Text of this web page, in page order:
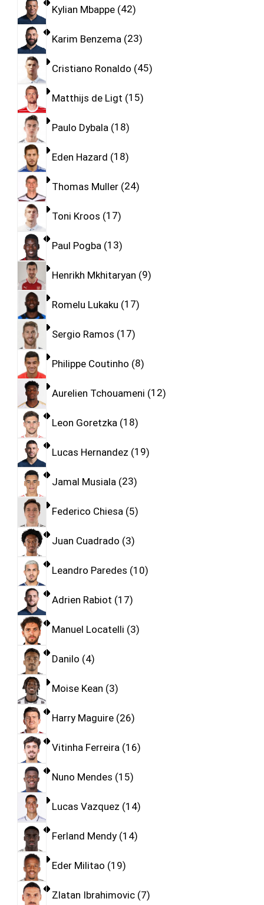
Kylian Mbappe 42
Karim Benzema 23
Cristiano Ronaldo 45
Matthijs de Ligt 15
Paulo Dybala 18
Eden Hazard 18
Thomas Muller 24
Toni Kroos 17
Paul Pogba 13
Henrikh Mkhitaryan 9
Romelu Lukaku 17
Sergio Ramos 17
Philippe Coutinho 8
Aurelien Tchouameni 12
Leon Goretzka 18
Lucas Hernandez 19
Jamal Musiala 23
Federico Chiesa 5
Juan Cuadrado 3
Leandro Paredes 10
Adrien Rabiot 17
Manuel Locatelli 3
Danilo 4
Moise Kean 3
Harry Maguire 26
Vitinha Ferreira 16
Nuno Mendes 15
Lucas Vazquez 14
Ferland Mendy 14
Eder Militao 19
Zlatan Ibrahimovic 7